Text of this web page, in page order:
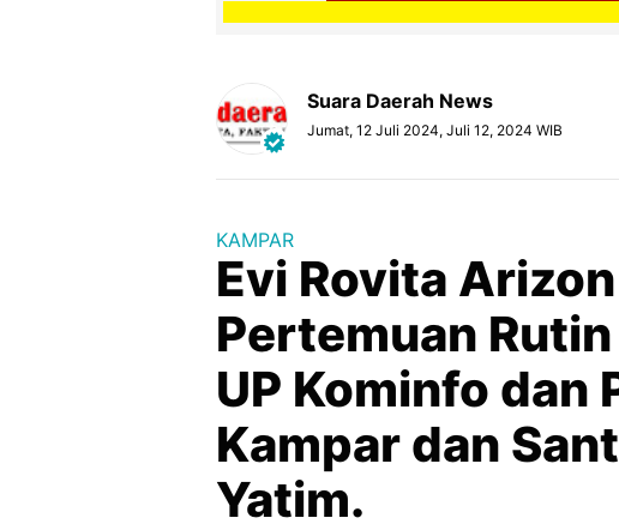
Suara Daerah News
Jumat, 12 Juli 2024, Juli 12, 2024 WIB
KAMPAR
Evi Rovita
Pertemuan
UP Kominfo dan
Kampar dan
Yatim.